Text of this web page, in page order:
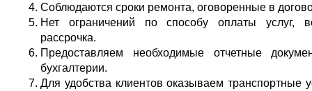
Соблюдаются сроки ремонта, оговоренные в
Нет ограничений по способу оплаты услуг,
рассрочка.
Предоставляем необходимые отчетные
бухгалтерии.
Для удобства клиентов оказываем транспортные